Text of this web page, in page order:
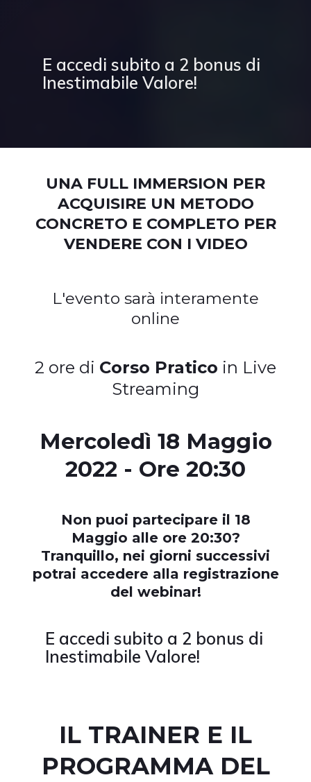
E accedi subito a 2 bonus di
Inestimabile Valore!
UNA FULL IMMERSION PER
ACQUISIRE UN METODO
CONCRETO E COMPLETO PER
VENDERE CON I VIDEO
L'evento sarà interamente
online
2 ore di Corso Pratico in Live
Streaming
Mercoledì 18 Maggio
2022 - Ore 20:30
Non puoi partecipare il 18
Maggio alle ore 20:30?
Tranquillo, nei giorni successivi
potrai accedere alla registrazione
del webinar!
E accedi subito a 2 bonus di
Inestimabile Valore!
IL TRAINER E IL
PROGRAMMA DEL